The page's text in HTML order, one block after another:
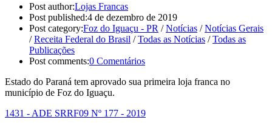
Post author:Lojas Francas
Post published:4 de dezembro de 2019
Post category:Foz do Iguaçu - PR / Notícias / Notícias Gerais
/ Receita Federal do Brasil / Todas as Notícias / Todas as
Publicações
Post comments:0 Comentários
Estado do Paraná tem aprovado sua primeira loja franca no
município de Foz do Iguaçu.
1431 - ADE SRRF09 Nº 177 - 2019